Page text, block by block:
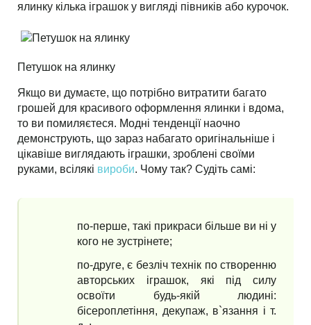
ялинку кілька іграшок у вигляді півників або курочок.
Петушок на ялинку
Якщо ви думаєте, що потрібно витратити багато
грошей для красивого оформлення ялинки і вдома,
то ви помиляєтеся. Модні тенденції наочно
демонструють, що зараз набагато оригінальніше і
цікавіше виглядають іграшки, зроблені своїми
руками, всілякі вироби. Чому так? Судіть самі:
по-перше, такі прикраси більше ви ні у
кого не зустрінете;
по-друге, є безліч технік по створенню
авторських іграшок, які під силу
освоїти будь-якій людині:
бісероплетіння, декупаж, в`язання і т.